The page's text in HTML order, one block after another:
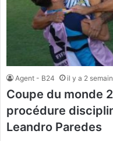
Agent - B24 il y a 2
Coupe du monde
procédure
Leandro Paredes